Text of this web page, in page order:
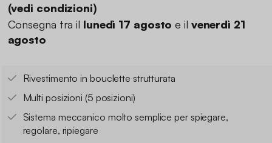
(vedi condizioni)
Consegna tra il lunedì 17 agosto e il venerdì 21
agosto
Rivestimento in bouclette strutturata
Multi posizioni (5 posizioni)
Sistema meccanico molto semplice per spiegare,
regolare, ripiegare